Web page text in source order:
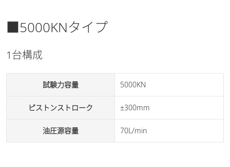
■5000KNタイプ
1台構成
試験力容量 5000KN
ピストンストローク ±300mm
油圧源容量 70L/min